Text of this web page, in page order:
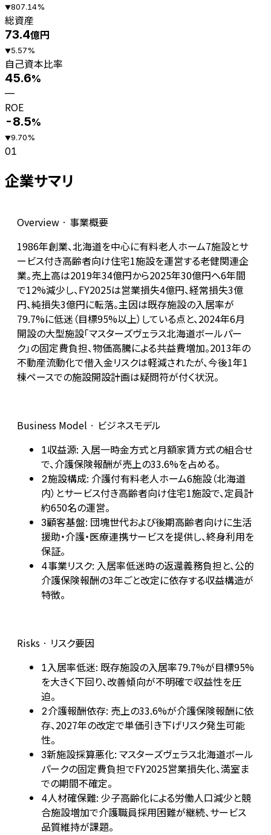
▼807.14%
総資産
73.4億円
▼5.57%
自己資本比率
45.6%
—
ROE
-8.5%
▼9.70%
01
企業サマリ
Overview · 事業概要
1986年創業、北海道を中心に有料老人ホーム7施設とサ
ービス付き高齢者向け住宅1施設を運営する老健関連企
業。売上高は2019年34億円から2025年30億円へ6年間
で12%減少し、FY2025は営業損失4億円、経常損失3億
円、純損失3億円に転落。主因は既存施設の入居率が
79.7%に低迷（目標95%以上）している点と、2024年6月
開設の大型施設「マスターズヴェラス北海道ボールパー
ク」の固定費負担、物価高騰による共益費増加。2013年の
不動産流動化で借入金リスクは軽減されたが、今後1年1
棟ペースでの施設開設計画は疑問符が付く状況。
Business Model · ビジネスモデル
1収益源: 入居一時金方式と月額家賃方式の組合せ
で、介護保険報酬が売上の33.6%を占める。
2施設構成: 介護付有料老人ホーム6施設（北海道
内）とサービス付き高齢者向け住宅1施設で、定員計
約650名の運営。
3顧客基盤: 団塊世代および後期高齢者向けに生活
援助・介護・医療連携サービスを提供し、終身利用を
保証。
4事業リスク: 入居率低迷時の返還義務負担と、公的
介護保険報酬の3年ごと改定に依存する収益構造が
特徴。
Risks · リスク要因
1入居率低迷: 既存施設の入居率79.7%が目標95%
を大きく下回り、改善傾向が不明確で収益性を圧
迫。
2介護報酬依存: 売上の33.6%が介護保険報酬に依
存、2027年の改定で単価引き下げリスク発生可能
性。
3新施設採算悪化: マスターズヴェラス北海道ボール
パークの固定費負担でFY2025営業損失化、満室ま
での期間不確定。
4人材確保難: 少子高齢化による労働人口減少と競
合施設増加で介護職員採用困難が継続、サービス
品質維持が課題。